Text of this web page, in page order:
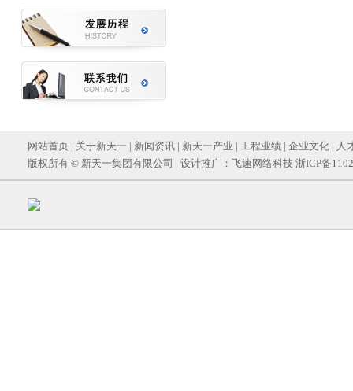
网站首页 | 关于新天一 | 新闻资讯 | 新天一产业 | 工程业绩 | 企业文化 | 人
版权所有 © 新天一集团有限公司 设计推广： 飞速网络科技 浙ICP备